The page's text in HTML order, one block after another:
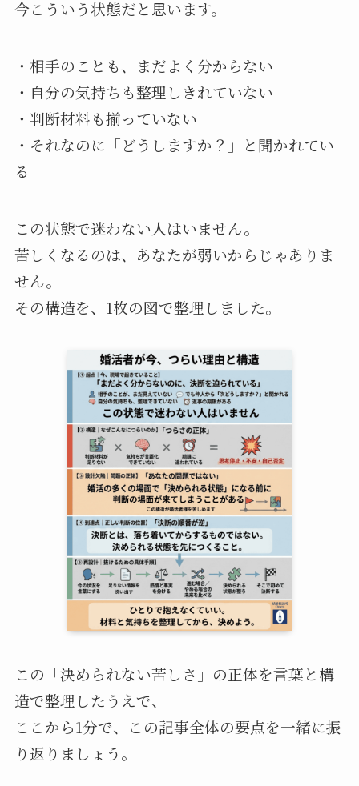
今こういう状態だと思います。
・相手のことも、まだよく分からない
・自分の気持ちも整理しきれていない
・判断材料も揃っていない
・それなのに「どうしますか？」と聞かれてい
る
この状態で迷わない人はいません。
苦しくなるのは、あなたが弱いからじゃありま
せん。
その構造を、1枚の図で整理しました。
この「決められない苦しさ」の正体を言葉と構
造で整理したうえで、
ここから1分で、この記事全体の要点を一緒に振
り返りましょう。